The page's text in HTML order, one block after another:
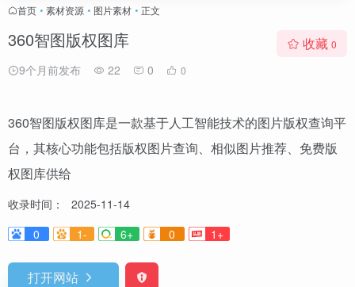
首页 • 素材资源 • 图片素材 • 正文
360智图版权图库
9个月前发布 22 0 0
收藏 0
360智图版权图库是一款基于人工智能技术的图片版权查询平
台，其核心功能包括版权图片查询、相似图片推荐、免费版
权图库供给
收录时间：
2025-11-14
0
1- 6+ 0 1+
打开网站